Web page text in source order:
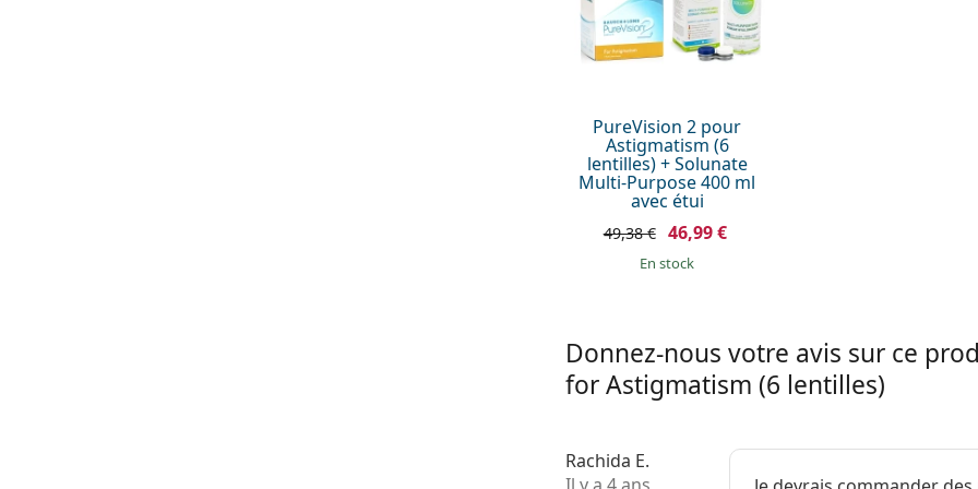
Paquet
Poids:
Autres
Lentilles de
PureVision 2 pour
Astigmatism (6
lentilles) + Solunate
Multi-Purpose 400 ml
avec étui
49,38 € 46,99 €
en stock
Donnez-nous votre avis sur ce
for Astigmatism (6 lentilles)
Rachida E.